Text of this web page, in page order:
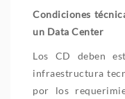
Condiciones
un Data Center
Los CD deben
infraestructura
por los